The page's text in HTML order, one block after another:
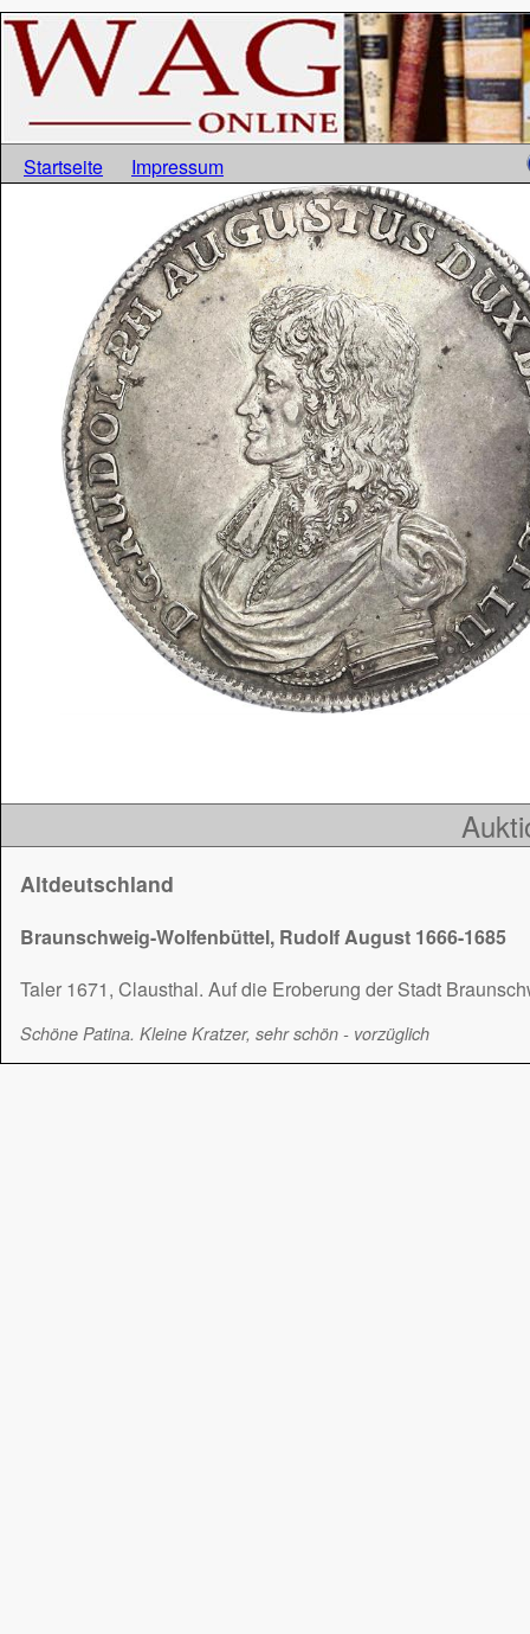
Startseite Impressum
Altdeutschland
Braunschweig-Wolfenbüttel, Rudolf August 1666-1685
Taler 1671, Clausthal. Auf die Eroberung der Stadt
Schöne Patina. Kleine Kratzer, sehr schön - vorzüglich